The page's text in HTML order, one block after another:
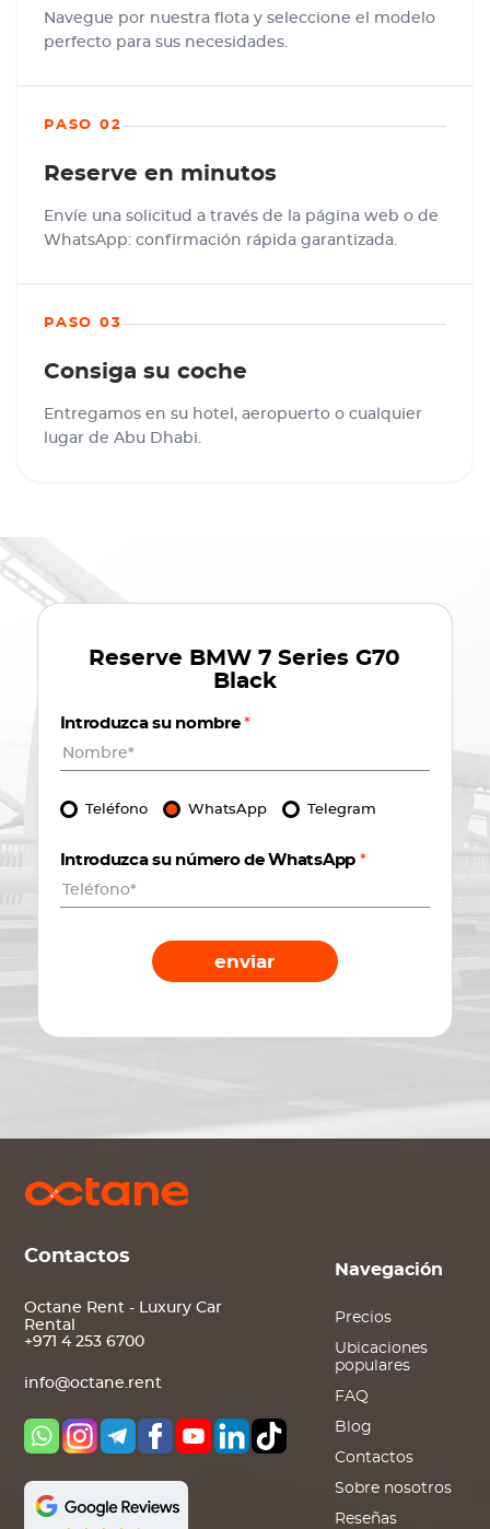
Navegue por nuestra flota y seleccione el modelo
perfecto para sus necesidades.
PASO 02
Reserve en minutos
Envíe una solicitud a través de la página web o de
WhatsApp: confirmación rápida garantizada.
PASO 03
Consiga su coche
Entregamos en su hotel, aeropuerto o cualquier
lugar de Abu Dhabi.
Reserve BMW 7 Series G70
Black
Introduzca su nombre*
Teléfono WhatsApp Telegram
Introduzca su número de WhatsApp *
enviar
Contactos
Octane Rent - Luxury Car
Rental
+971 4 253 6700
info@octane.rent
Navegación
Precios
Ubicaciones
populares
FAQ
Blog
Contactos
Sobre nosotros
Reseñas